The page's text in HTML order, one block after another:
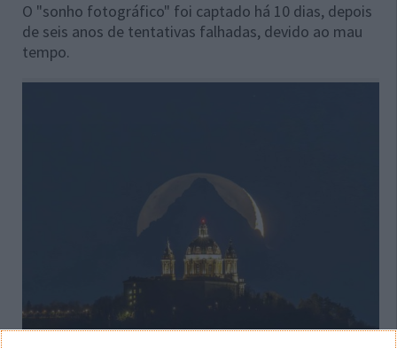
O "sonho fotográfico" foi captado há 10 dias, depois
de seis anos de tentativas falhadas, devido ao mau
tempo.